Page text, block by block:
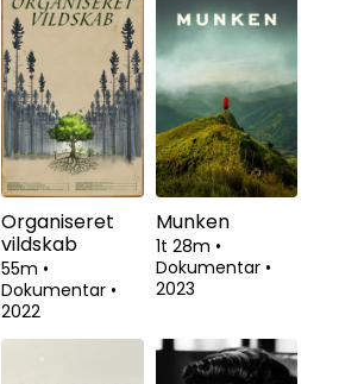
Organiseret
vildskab
55m •
Dokumentar •
2022
Munken
1t 28m •
Dokumentar •
2023